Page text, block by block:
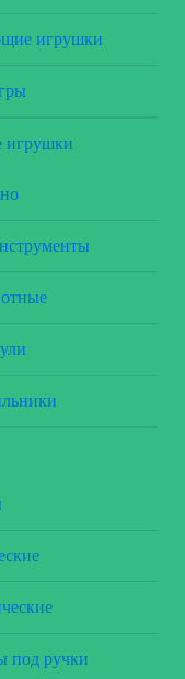
игрушки
игрушки
под ручки